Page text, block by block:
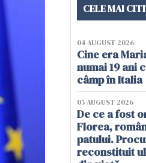
CELE MAI
04 AUGUST 2026
Cine era
numai 19 ani
câmp în Italia
05 AUGUST 2026
De ce a fost
Florea,
patului.
reconstituit